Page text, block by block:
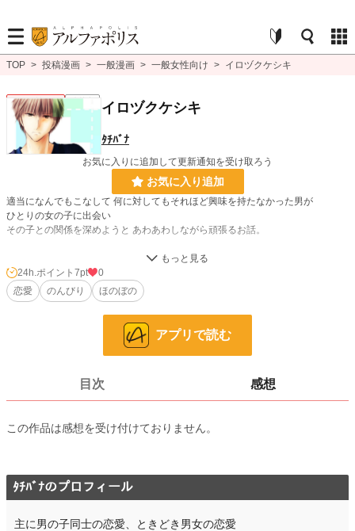
TOP > 投稿漫画 > 一般漫画 > 一般女性向け > イロヅクケシキ
一般女性向け 連載中 イロヅクケシキ
ﾀﾁﾊﾞﾅ
お気に入りに追加して更新通知を受け取ろう
お気に入り追加
適当になんでもこなして 何に対してもそれほど興味を持たなかった男が
ひとりの女の子に出会い
その子との関係を深めようと あわあわしながら頑張るお話。
一般女性向け 100 位 / 2,537 件
更新日時 2019.07.19 15:12
初回公開日時 2019.06.03 10:04
月間ポイント 14 pt (1,877 位)
24h.ポイント 7pt
0
恋愛
のんびり ほのぼの
アプリで読む
目次 感想
この作品は感想を受け付けておりません。
ﾀﾁﾊﾞﾅのプロフィール
主に男の子同士の恋愛、ときどき男女の恋愛